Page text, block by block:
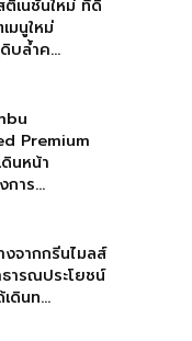
ติเนชั่นใหม่ ที่ดิ
มนูใหม่
บล้ำค...
Premium
นหน้า
าร...
งจากกรีนไมลส์
ารณประโยชน์
ดินท...